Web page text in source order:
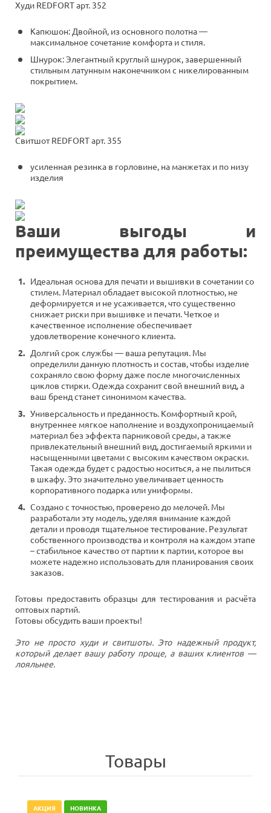
Худи REDFORT арт. 352
Капюшон: Двойной, из основного полотна —
максимальное сочетание комфорта и стиля.
Шнурок: Элегантный круглый шнурок, завершенный
стильным латунным наконечником с никелированным
покрытием.
Свитшот REDFORT арт. 355
усиленная резинка в горловине, на манжетах и по низу
изделия
Ваши выгоды и
преимущества для работы:
Идеальная основа для печати и вышивки в сочетании со
стилем. Материал обладает высокой плотностью, не
деформируется и не усаживается, что существенно
снижает риски при вышивке и печати. Четкое и
качественное исполнение обеспечивает
удовлетворение конечного клиента.
Долгий срок службы — ваша репутация. Мы
определили данную плотность и состав, чтобы изделие
сохраняло свою форму даже после многочисленных
циклов стирки. Одежда сохранит свой внешний вид, а
ваш бренд станет синонимом качества.
Универсальность и преданность. Комфортный крой,
внутреннее мягкое наполнение и воздухопроницаемый
материал без эффекта парниковой среды, а также
привлекательный внешний вид, достигаемый яркими и
насыщенными цветами с высоким качеством окраски.
Такая одежда будет с радостью носиться, а не пылиться
в шкафу. Это значительно увеличивает ценность
корпоративного подарка или униформы.
Создано с точностью, проверено до мелочей. Мы
разработали эту модель, уделяя внимание каждой
детали и проводя тщательное тестирование. Результат
собственного производства и контроля на каждом этапе
– стабильное качество от партии к партии, которое вы
можете надежно использовать для планирования своих
заказов.
Готовы предоставить образцы для тестирования и расчёта
оптовых партий.
Готовы обсудить ваши проекты!
Это не просто худи и свитшоты. Это надежный продукт,
который делает вашу работу проще, а ваших клиентов —
лояльнее.
Товары
АКЦИЯ НОВИНКА